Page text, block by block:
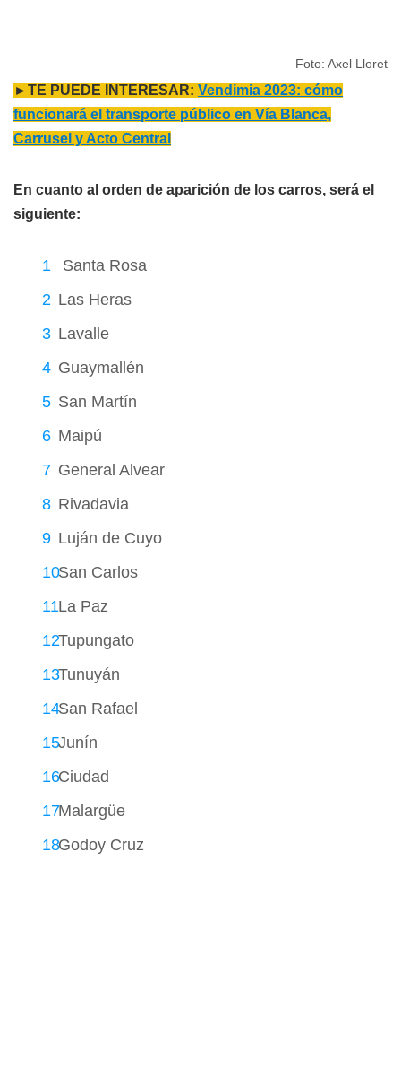
Foto: Axel Lloret
►TE PUEDE INTERESAR: Vendimia 2023: cómo
funcionará el transporte público en Vía Blanca,
Carrusel y Acto Central
En cuanto al orden de aparición de los carros, será el
siguiente:
Santa Rosa
Las Heras
Lavalle
Guaymallén
San Martín
Maipú
General Alvear
Rivadavia
Luján de Cuyo
San Carlos
La Paz
Tupungato
Tunuyán
San Rafael
Junín
Ciudad
Malargüe
Godoy Cruz